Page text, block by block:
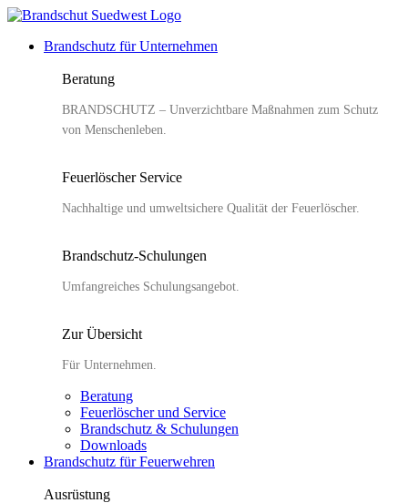
Zum
springenBrandschutz für Unternehmen
Beratung
BRANDSCHUTZ – Unverzichtbare Maßnahmen zum Schutz
von Menschenleben.
Feuerlöscher Service
Nachhaltige und umweltsichere Qualität der Feuerlöscher.
Brandschutz-Schulungen
Umfangreiches Schulungsangebot.
Zur Übersicht
Für Unternehmen.
Beratung
Feuerlöscher und Service
Brandschutz & Schulungen
Downloads
Brandschutz für Feuerwehren
Ausrüstung